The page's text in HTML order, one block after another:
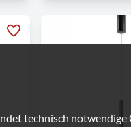
technisch